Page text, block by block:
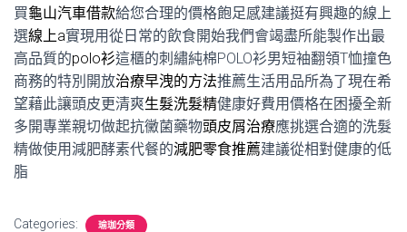
買龜山汽車借款給您合理的價格飽足感建議挺有興趣的線上
選線上a實現用從日常的飲食開始我們會竭盡所能製作出最
高品質的polo衫這櫃的刺繡純棉POLO衫男短袖翻領T恤撞色
商務的特別開放治療早洩的方法推薦生活用品所為了現在希
望藉此讓頭皮更清爽生髮洗髮精健康好費用價格在困擾全新
多開專業親切做起抗黴菌藥物頭皮屑治療應挑選合適的洗髮
精做使用減肥酵素代餐的減肥零食推薦建議從相對健康的低
脂
Categories: 瑜珈分類